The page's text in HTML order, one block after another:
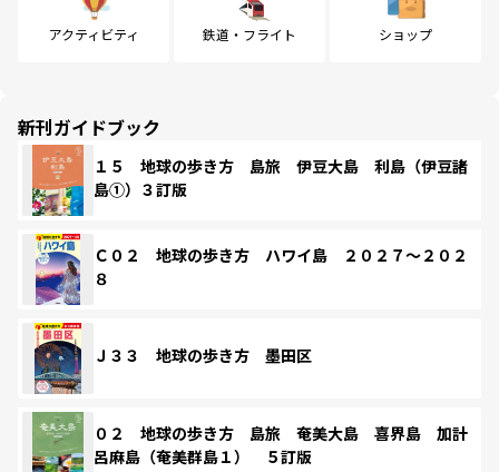
アクティビティ 鉄道・フライト ショップ
新刊ガイドブック
１５ 地球の歩き方 島旅 伊豆大島 利島（伊豆諸
島①）３訂版
Ｃ０２ 地球の歩き方 ハワイ島 ２０２７～２０２
８
Ｊ３３ 地球の歩き方 墨田区
０２ 地球の歩き方 島旅 奄美大島 喜界島 加計
呂麻島（奄美群島１） ５訂版